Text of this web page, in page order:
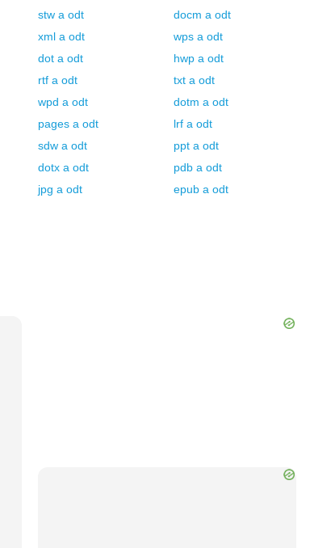
stw a odt docm a odt
xml a odt wps a odt
dot a odt hwp a odt
rtf a odt txt a odt
wpd a odt dotm a odt
pages a odt lrf a odt
sdw a odt ppt a odt
dotx a odt pdb a odt
jpg a odt epub a odt